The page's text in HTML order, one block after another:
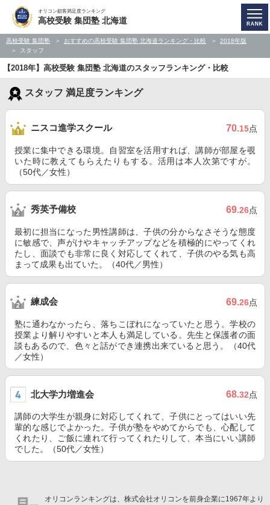
オリコン顧客満足度ランキング
高校受験 集団塾 北海道
高校受験 集団塾 おすすめの高校受験 集団塾 北海道ランキング・比較
2018年版
スタッフ
【2018年】高校受験 集団塾 北海道のスタッフランキング・比較
スタッフ 満足度ランキング
ニスコ進学スクール 70.15点
授業に集中できる環境。自習室を活用すれば、講師が部屋を覗
いた時に教えてもらえたりもする。活用は本人次第ですが。
（50代／女性）
秀英予備校 69.26点
最初に担当になった男性講師は、子供の分からなさそうな態度
に敏感で、声がけやキャッチアップなどを積極的にやってくれ
たし、面談でも非常に良く対応してくれて、子供のやる気も高
まって成果も出ていた。（40代／男性）
練成会 69.26点
塾に通わなかったら、落ちこぼれになっていたと思う。学校の
授業より解りやすいと本人も満足している。先生と保護者の面
談もあるので、色々と話ができ連携出来ていると思う。（40代
／女性）
北大学力増進会 68.32点
講師の大学生が親身に対応してくれて、子供にとってはいい先
輩的な感じでよかった。子供が塾をやめてからでも、心配して
くれたり、ご飯に連れて行ってくれたりして、本当にいい講師
でした。（50代／女性）
オリコンランキングは、株式会社オリコンを前身企業に1967年より